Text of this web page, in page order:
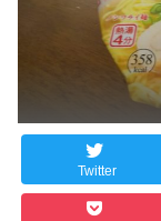
Twitter